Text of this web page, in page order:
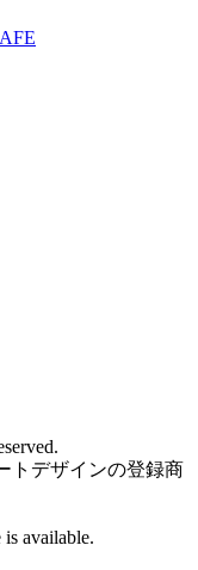
トデザインの登録商
available.